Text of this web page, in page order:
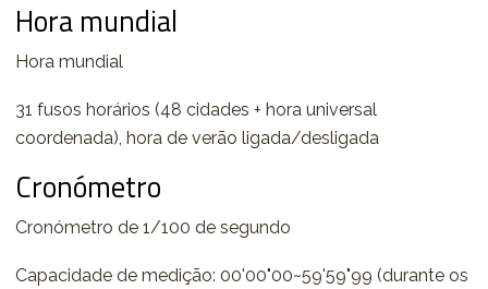
Hora mundial
Hora mundial
31 fusos horários (48 cidades + hora universal
coordenada), hora de verão ligada/desligada
Cronómetro
Cronómetro de 1/100 de segundo
Capacidade de medição: 00'00"00~59'59"99 (durante os